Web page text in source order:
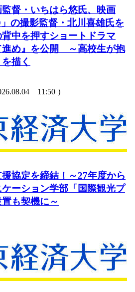
督・いちはら悠氏、映画
の撮影監督・北川喜雄氏を
中を押すショートドラマ
進め』を公開 ～高校生が抱
描く
11:50 ）
協定を締結！～27年度から
ーション学部「国際観光プ
も契機に～